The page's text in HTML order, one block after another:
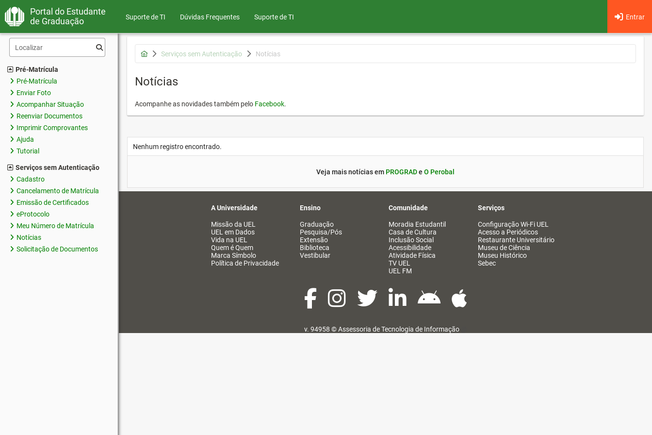
Portal do Estudante
de Graduação
Suporte de TI Dúvidas Frequentes Entrar
Suporte de TI
Pré-Matrícula
Pré-Matrícula
Enviar Foto
Acompanhar Situação
Reenviar Documentos
Imprimir Comprovantes
Ajuda
Tutorial
Serviços sem Autenticação
Cadastro
Cancelamento de Matrícula
Emissão de Certificados
eProtocolo
Meu Número de Matrícula
Notícias
Solicitação de Documentos
Serviços sem Autenticação Notícias
Notícias
Acompanhe as novidades também pelo Facebook.
Nenhum registro encontrado.
Veja mais notícias em PROGRADe O Perobal
A Universidade
Missão da UEL
UEL em Dados
Vida na UEL
Quem é Quem
Marca Símbolo
Política de Privacidade
Ensino
Graduação
Pesquisa/Pós
Extensão
Biblioteca
Vestibular
Comunidade
Moradia Estudantil
Casa de Cultura
Inclusão Social
Acessibilidade
Atividade Física
TV UEL
UEL FM
Serviços
Configuração Wi-Fi UEL
Acesso a Periódicos
Restaurante Universitário
Museu de Ciência
Museu Histórico
Sebec
v. 94958 ©Assessoria de Tecnologia de Informação